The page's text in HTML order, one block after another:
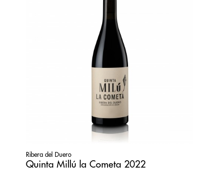
Ribera del Duero
Quinta Millú la Cometa 2022